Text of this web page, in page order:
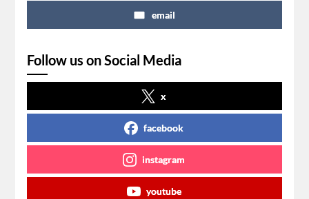
email
Follow us on Social Media
x
facebook
instagram
youtube